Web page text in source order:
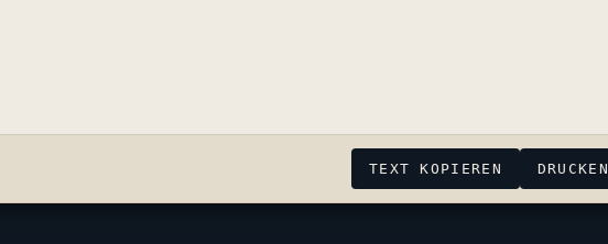
TEXT KOPIEREN DRUCKEN